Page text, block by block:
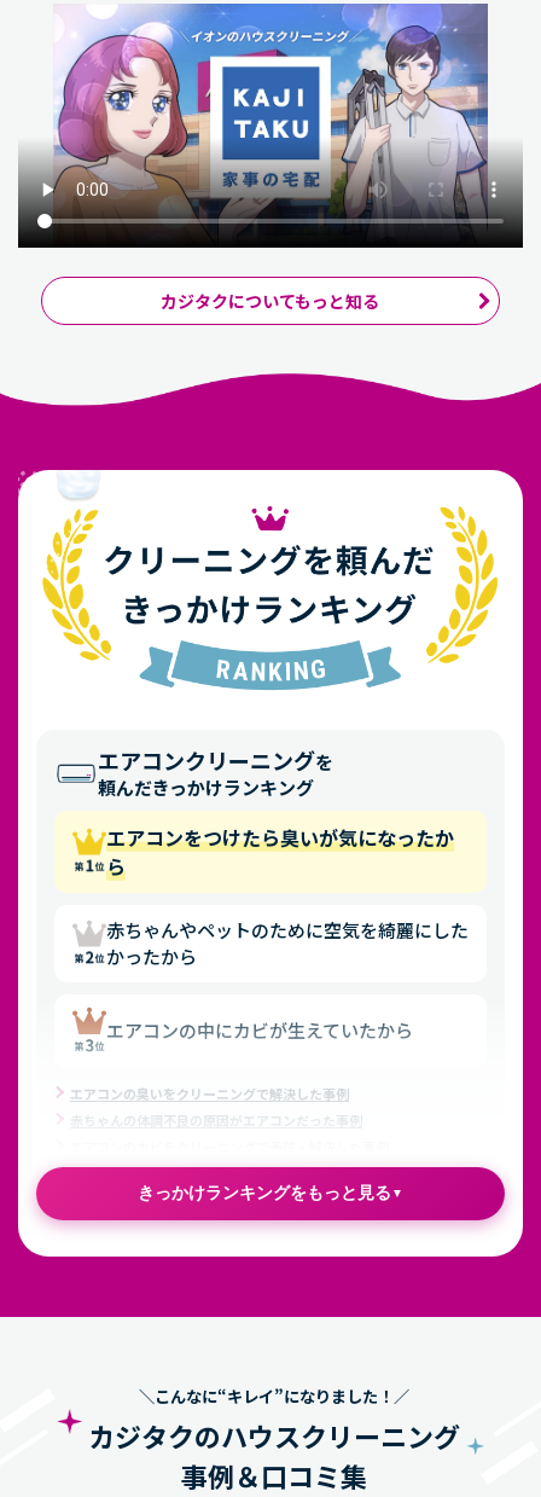
カジタクについてもっと知る
エアコンクリーニングを
頼んだきっかけランキング
エアコンをつけたら臭いが気になったか
ら
赤ちゃんやペットのために空気を綺麗にした
かったから
エアコンの中にカビが生えていたから
エアコンの臭いをクリーニングで解決した事例
赤ちゃんの体調不良の原因がエアコンだった事例
浴室クリーニング を
頼んだきっかけランキング
なったから
年に1度はプロに頼んで綺麗にしたいから
親戚や友人が泊まりにくる予定があるから
きっかけランキングをもっと見る
＼こんなに“キレイ”になりました！／
カジタクのハウスクリーニング
事例＆口コミ集